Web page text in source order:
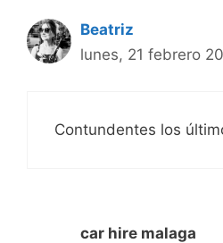
Beatriz
lunes, 21 febrero
Contundentes los
car hire malaga